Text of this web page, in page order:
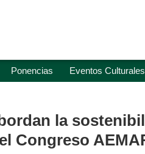
Ponencias Eventos Culturales
la
Congreso